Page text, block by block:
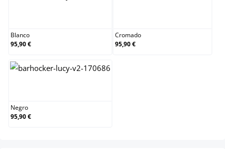
Blanco
95,90 €
Cromado
95,90 €
Negro
95,90 €